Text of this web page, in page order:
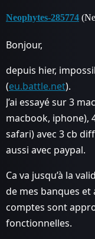
Neophytes-285774
Bonjour,
depuis hier,
(eu.battle.net).
J’ai essayé sur 3
macbook, iphone),
safari) avec 3 cb
aussi avec paypal.
Ca va jusqu’à la
de mes banques et
comptes sont
fonctionnelles.